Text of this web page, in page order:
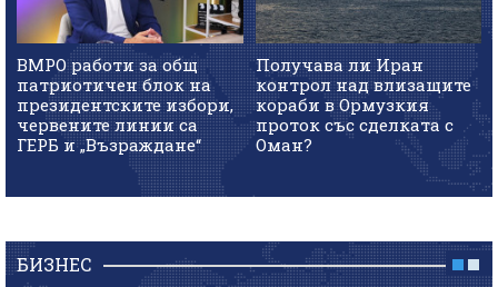
ВМРО работи за общ
патриотичен блок на
президентските избори,
червените линии са
ГЕРБ и „Възраждане“
Получава ли Иран
контрол над влизащите
кораби в Ормузкия
проток със сделката с
Оман?
БИЗНЕС